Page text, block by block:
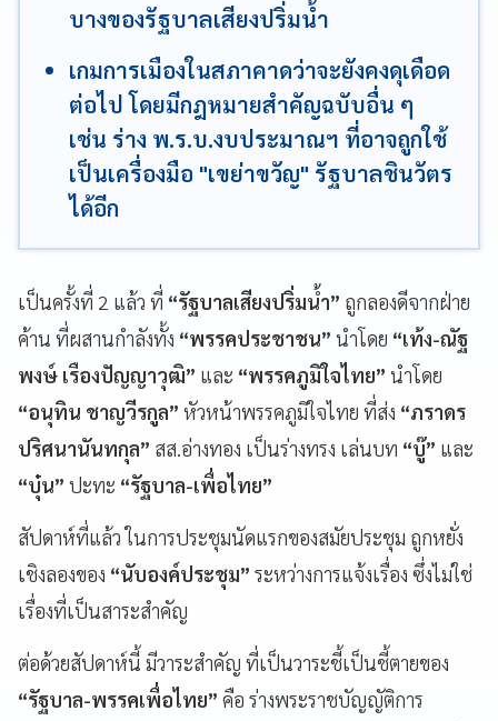
บางของรัฐบาลเสียงปริ่มน้ำ
เกมการเมืองในสภาคาดว่าจะยังคงดุเดือด
ต่อไป โดยมีกฎหมายสำคัญฉบับอื่น ๆ
เช่น ร่าง พ.ร.บ.งบประมาณฯ ที่อาจถูกใช้
เป็นเครื่องมือ "เขย่าขวัญ" รัฐบาลชินวัตร
ได้อีก
เป็นครั้งที่ 2 แล้ว ที่ “รัฐบาลเสียงปริ่มน้ำ” ถูกลองดีจากฝ่าย
ค้าน ที่ผสานกำลังทั้ง “พรรคประชาชน” นำโดย “เท้ง-ณัฐ
พงษ์ เรืองปัญญาวุฒิ” และ “พรรคภูมิใจไทย” นำโดย
“อนุทิน ชาญวีรกูล” หัวหน้าพรรคภูมิใจไทย ที่ส่ง “ภราดร
ปริศนานันทกุล” สส.อ่างทอง เป็นร่างทรง เล่นบท “บู๊” และ
“บุ๋น” ปะทะ “รัฐบาล-เพื่อไทย”
สัปดาห์ที่แล้ว ในการประชุมนัดแรกของสมัยประชุม ถูกหยั่ง
เชิงลองของ “นับองค์ประชุม” ระหว่างการแจ้งเรื่อง ซึ่งไม่ใช่
เรื่องที่เป็นสาระสำคัญ
ต่อด้วยสัปดาห์นี้ มีวาระสำคัญ ที่เป็นวาระชี้เป็นชี้ตายของ
“รัฐบาล-พรรคเพื่อไทย” คือ ร่างพระราชบัญญัติการ